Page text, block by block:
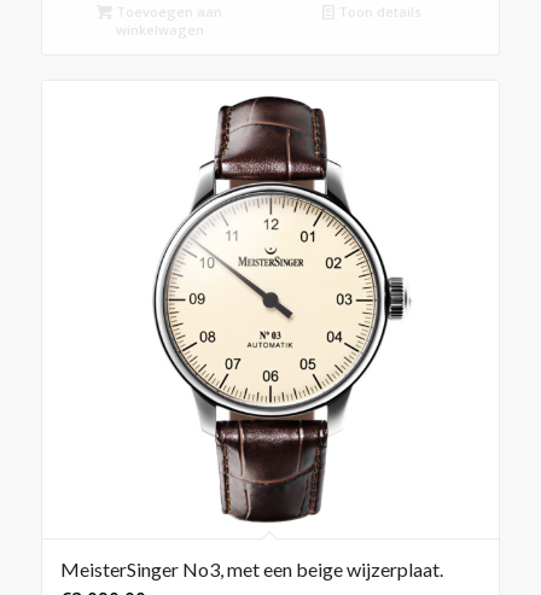
Toevoegen aan
winkelwagen
Toon details
MeisterSinger No3, met een beige wijzerplaat.